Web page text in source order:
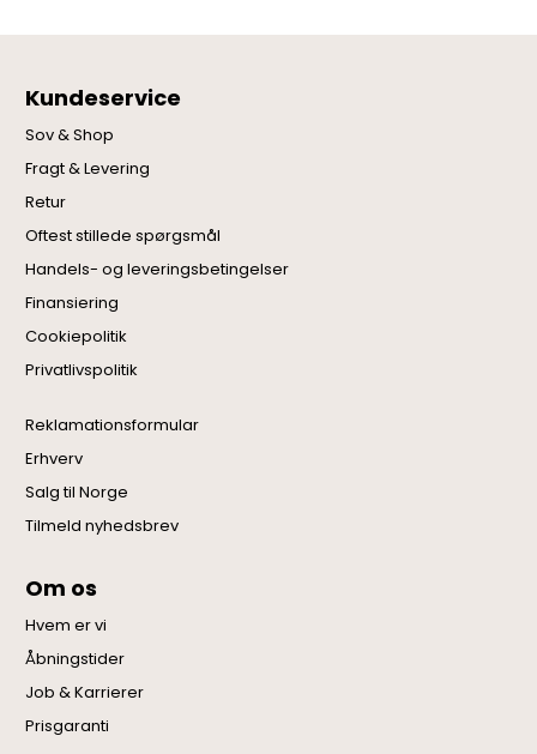
Kundeservice
Sov & Shop
Fragt & Levering
Retur
Oftest stillede spørgsmål
Handels- og leveringsbetingelser
Finansiering
Cookiepolitik
Privatlivspolitik
Reklamationsformular
Erhverv
Salg til Norge
Tilmeld nyhedsbrev
Om os
Hvem er vi
Åbningstider
Job & Karrierer
Prisgaranti